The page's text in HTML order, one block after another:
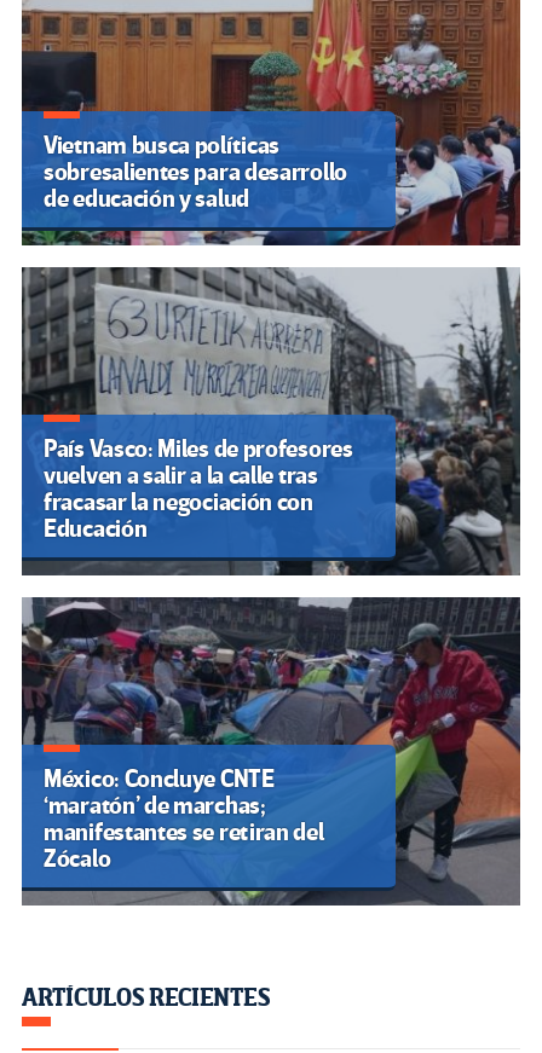
Vietnam busca políticas
sobresalientes para desarrollo
de educación y salud
País Vasco: Miles de profesores
vuelven a salir a la calle tras
fracasar la negociación con
Educación
México: Concluye CNTE
‘maratón’ de marchas;
manifestantes se retiran del
Zócalo
ARTÍCULOS RECIENTES